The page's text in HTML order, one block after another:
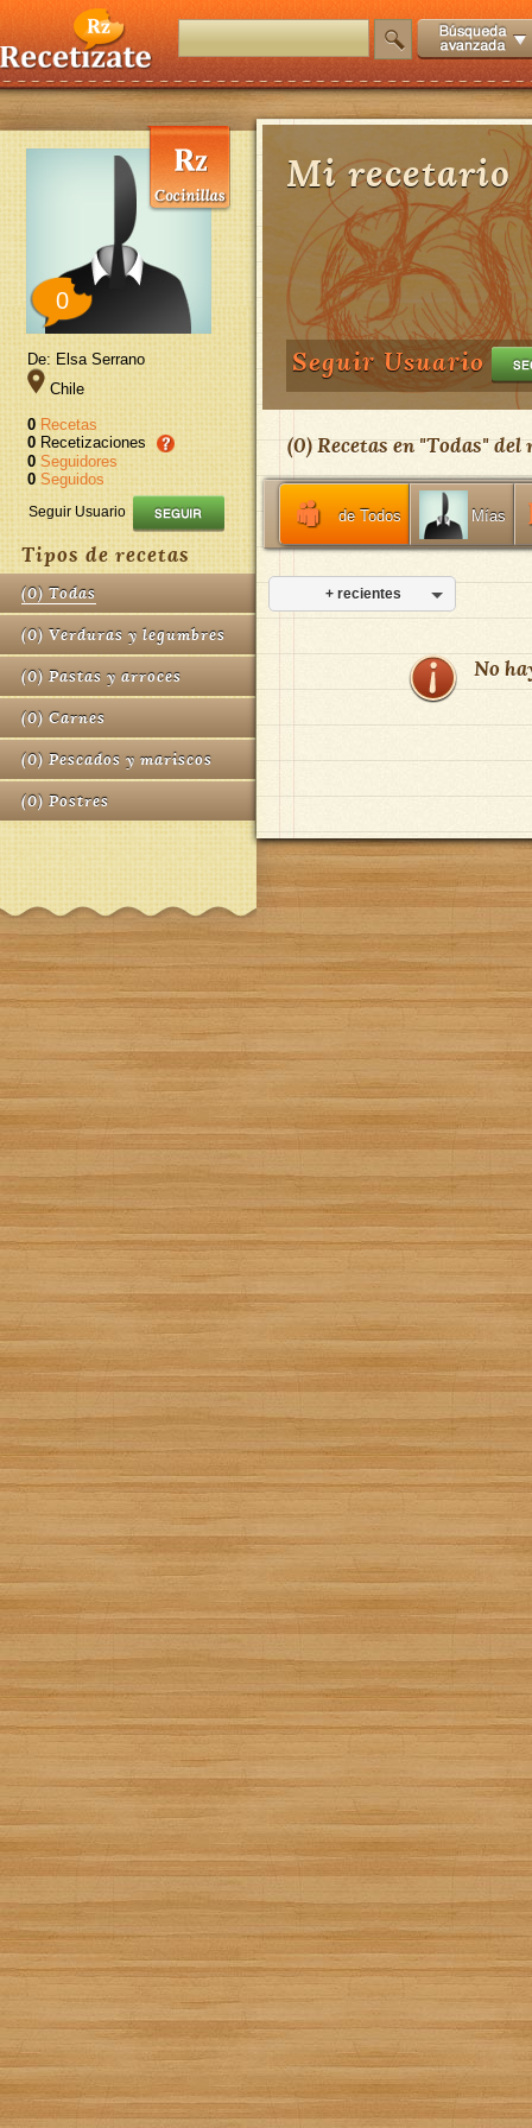
0
De: Elsa Serrano
Chile
0 Recetas
0 Recetizaciones
0 Seguidores
0 Seguidos
Seguir Usuario
Tipos de recetas
(0) Todas
(0) Verduras y legumbres
(0) Pastas y arroces
(0) Carnes
(0) Pescados y mariscos
(0) Postres
Mi recetario
Seguir Usuario
(0) Recetas en "Todas" del
de Todos Mías
+ recientes
No